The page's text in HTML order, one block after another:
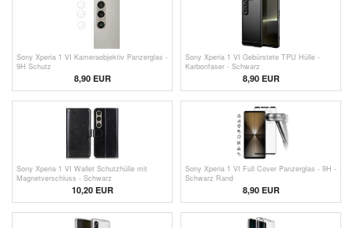
Sony Xperia 1 VI Kameraobjektiv Panzerglas -
9H Schutz
8,90 EUR
Sony Xperia 1 VI Gebürstete TPU Hülle -
Karbonfaser - Schwarz
8,90 EUR
Sony Xperia 1 VI Wallet Schutzhülle mit
Magnetverschluss - Schwarz
10,20 EUR
Sony Xperia 1 VI Full Cover Panzerglas - 9H -
Schwarz Rand
8,90 EUR